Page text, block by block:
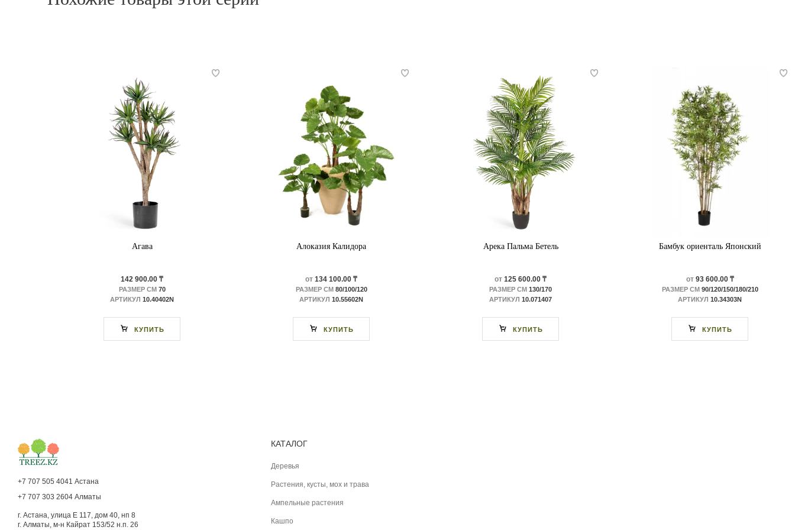
Агава
142 900.00 ₸
РАЗМЕР СМ70
АРТИКУЛ 10.40402N
КУПИТЬ
Алоказия Калидора
от 134 100.00 ₸
РАЗМЕР СМ80/100/120
АРТИКУЛ 10.55602N
КУПИТЬ
Арека Пальма Бетель
от 125 600.00 ₸
РАЗМЕР СМ 130/170
АРТИКУЛ 10.071407
КУПИТЬ
Бамбук ориенталь Японский
от93 600.00 ₸
РАЗМЕР СМ90/120/150/180/210
АРТИКУЛ 10.34303N
КУПИТЬ
КАТАЛОГ
Деревья
Растения, кусты, мох и трава
Ампельные растения
Кашпо
+7 707 505 4041 Астана
+7 707 303 2604 Алматы
г. Астана, улица Е 117, дом 40, нп 8
г. Алматы, м-н Кайрат 153/52 н.п. 26